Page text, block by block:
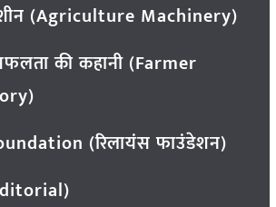
(Agriculture Machinery)
की कहानी (Farmer
(रिलायंस फाउंडेशन)